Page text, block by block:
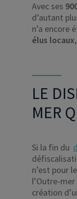
Avec ses
d’autant
n’a encore
élus locaux
LE
MER
Si la fin du
n’est pour
l’Outre-
création